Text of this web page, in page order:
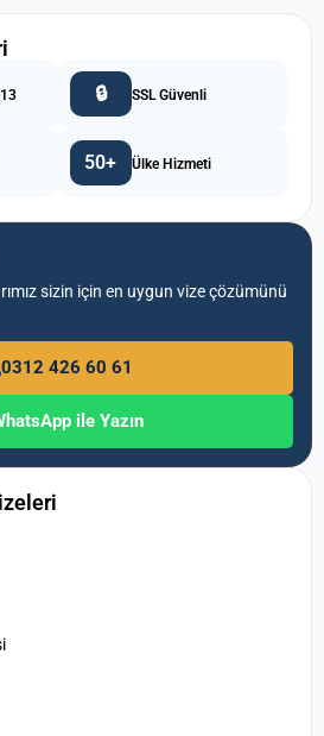
🔒 SSL Güvenli
50+ Ülke Hizmeti
sizin için en uygun vize çözümünü
0312 426 60 61
ile Yazın